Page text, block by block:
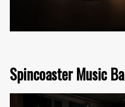
Spincoaster Music